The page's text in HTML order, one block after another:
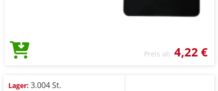
Preis ab 4,22 €
Lager: 3.004 St.